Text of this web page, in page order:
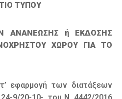
ΤΥΠΟΥ
ΑΝΑΝΕΩΣΗΣ ή ΕΚΔΟΣΗΣ
ΧΩΡΟΥ ΓΙΑ ΤΟ
εφαρμογή των διατάξεων